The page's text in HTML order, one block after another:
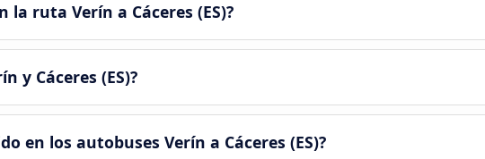
ruta Verín a Cáceres‎‎ (ES)?
y Cáceres‎‎ (ES)?
en los autobuses Verín a Cáceres‎‎ (ES)?